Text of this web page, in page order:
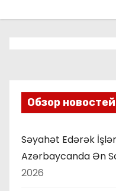
Обзор новостей
Səyahət Edərək
Azərbaycanda Ən
2026